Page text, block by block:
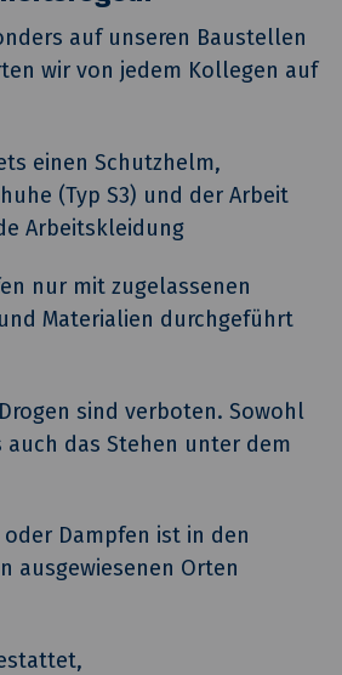
auf unseren Baustellen
wir von jedem Kollegen auf
einen Schutzhelm,
(Typ S3) und der Arbeit
Arbeitskleidung
nur mit zugelassenen
Materialien durchgeführt
sind verboten. Sowohl
auch das Stehen unter dem
Dampfen ist in den
ausgewiesenen Orten